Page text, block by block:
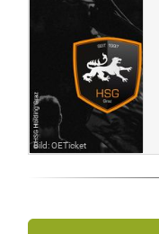
Bild: OETicket